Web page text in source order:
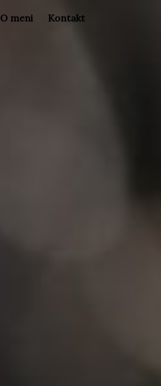
O meni Kontakt